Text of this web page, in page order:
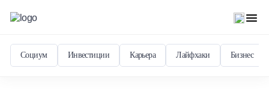
Социум Инвестиции Карьера Лайфхаки Бизнес